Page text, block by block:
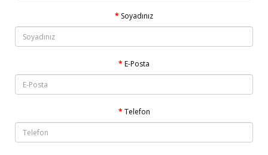
Soyadınız
E-Posta
Telefon